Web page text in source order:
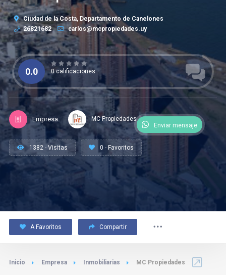
Ciudad de la Costa, Departamento de Canelones
26821682
carlos@mcpropiedades.uy
0.0 0 calificaciones
Empresa
MC Propiedades
Enviar mensaje
1382 - Visitas 0 - Favoritos
A Favoritos Compartir
Inicio Empresa Inmobiliarias MC Propiedades